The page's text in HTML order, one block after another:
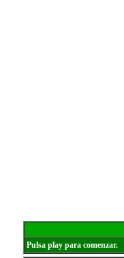
Pulsa play para comenzar.